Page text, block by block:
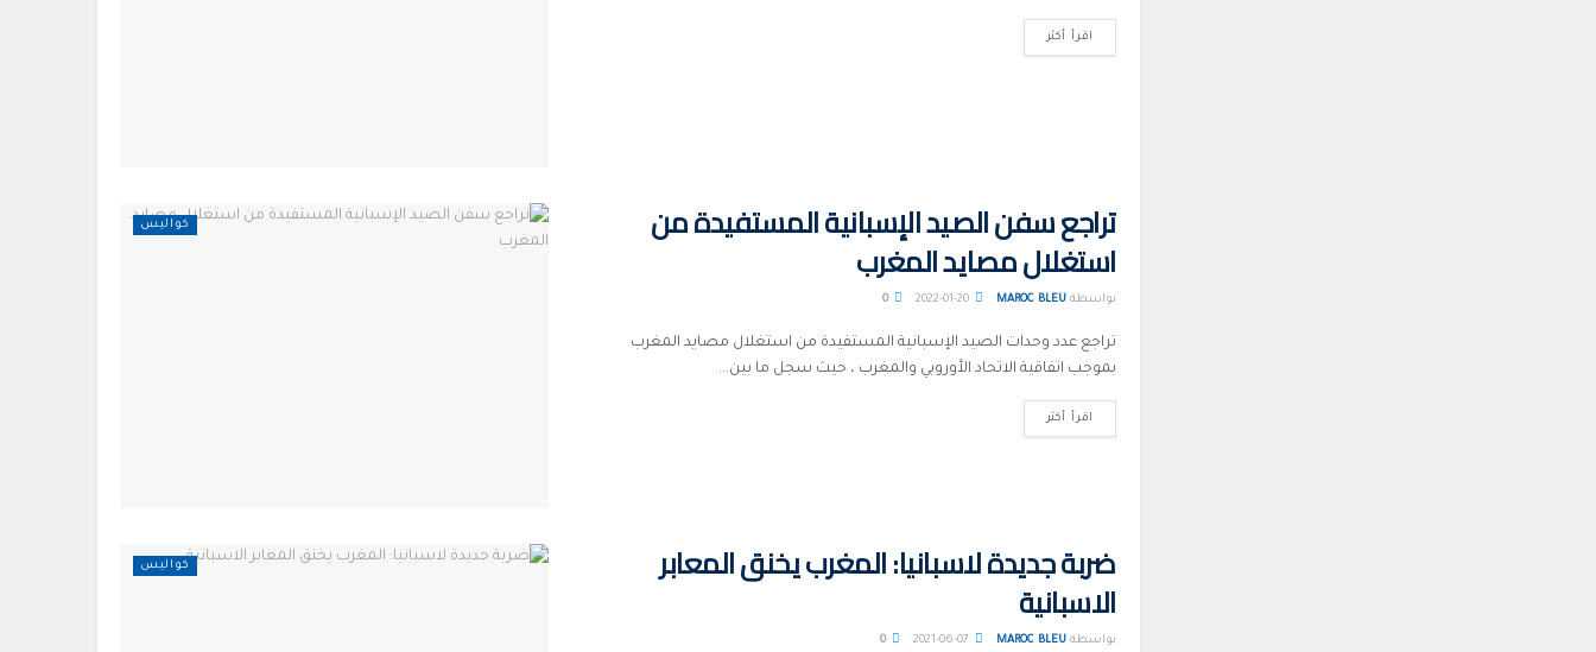
اقرأ أكثر
كواليس تراجع سفن الصيد الإسبانية المستفيدة من
استغلال مصايد المغرب
بواسطة MAROC BLEU
2022-01-20
0
تراجع عدد وحدات الصيد الإسبانية المستفيدة من استغلال مصايد المغرب
بموجب اتفاقية الاتحاد الأوروبي والمغرب ، حيث سجل ما بين...
اقرأ أكثر
كواليس ضربة جديدة لاسبانيا: المغرب يخنق المعابر
الاسبانية
بواسطة MAROC BLEU
0